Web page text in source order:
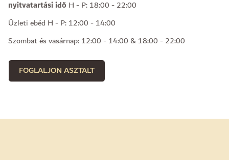
nyitvatartási idő H - P: 18:00 - 22:00
Üzleti ebéd H - P: 12:00 - 14:00
Szombat és vasárnap: 12:00 - 14:00 & 18:00 - 22:00
FOGLALJON ASZTALT